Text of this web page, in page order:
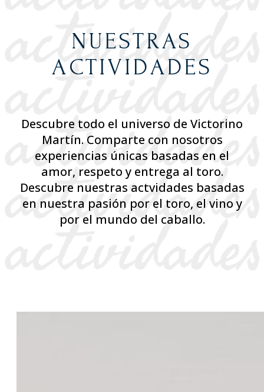
NUESTRAS
ACTIVIDADES
Descubre todo el universo de Victorino
Martín. Comparte con nosotros
experiencias únicas basadas en el
amor, respeto y entrega al toro.
Descubre nuestras actvidades basadas
en nuestra pasión por el toro, el vino y
por el mundo del caballo.